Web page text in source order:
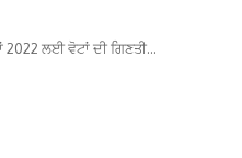
2022 ਲਈ ਵੋਟਾਂ ਦੀ ਗਿਣਤੀ…